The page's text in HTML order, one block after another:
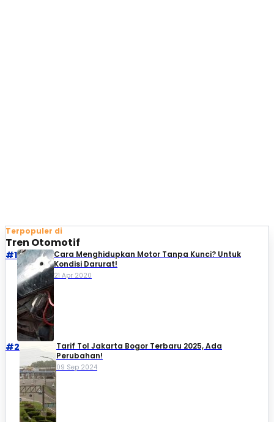
Terpopuler di
Tren Otomotif
#1
Cara Menghidupkan Motor Tanpa Kunci? Untuk
Kondisi Darurat!
21 Apr 2020
#2
Tarif Tol Jakarta Bogor Terbaru 2025, Ada
Perubahan!
09 Sep 2024